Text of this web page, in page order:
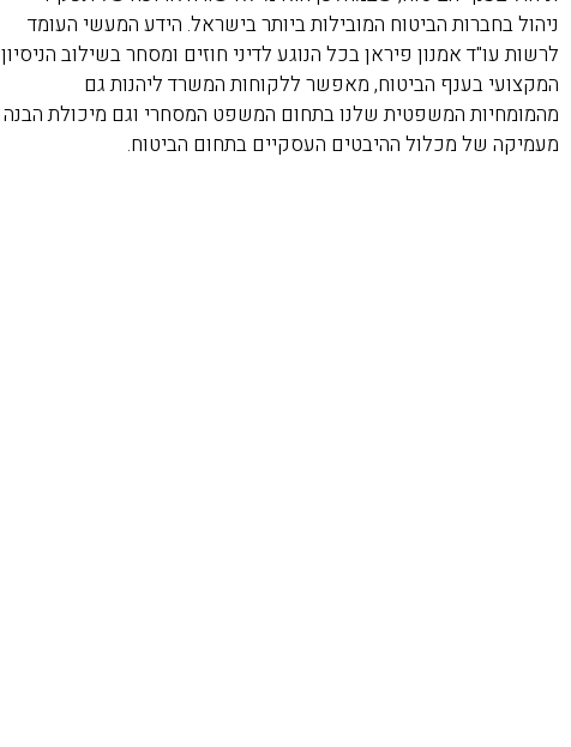
ניהול בחברות הביטוח המובילות ביותר בישראל. הידע המעשי העומד
לרשות עו"ד אמנון פיראן בכל הנוגע לדיני חוזים ומסחר בשילוב הניסיון
המקצועי בענף הביטוח, מאפשר ללקוחות המשרד ליהנות גם
מהמומחיות המשפטית שלנו בתחום המשפט המסחרי וגם מיכולת הבנה
מעמיקה של מכלול ההיבטים העסקיים בתחום הביטוח.